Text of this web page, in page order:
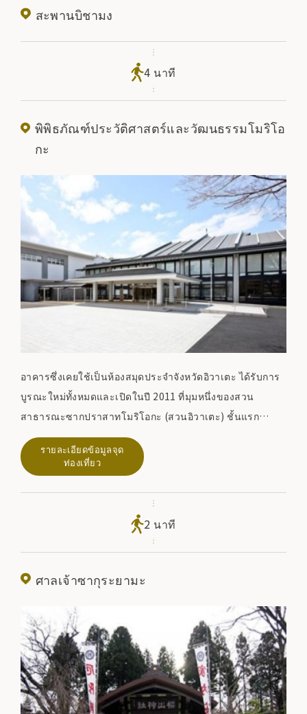
สะพานบิชามง
4 นาที
พิพิธภัณฑ์ประวัติศาสตร์และวัฒนธรรมโมริโอ
กะ
อาคารซึ่งเคยใช้เป็นห้องสมุดประจำจังหวัดอิวาเตะ ได้รับการ
บูรณะใหม่ทั้งหมดและเปิดในปี 2011 ที่มุมหนึ่งของสวน
สาธารณะซากปราสาทโมริโอกะ (สวนอิวาเตะ) ชั้นแรก
แนะนำเทศกาลของโมริโอกะ (Chagu Chagu Umako,
Morioka Sansa Odori, รถแห่เทศกาลฤดูใบไม้ร่วงโมริโอกะ)
และข้อมูลการท่องเที่ยวตามฤดูกาล ในขณะที่ชั้นสองจัดแสดง
ประวัติศาสตร์ของตระกูลโมริโอกะและสมบัติของตระกูลนันบุ
นอกจากนี้ยังมีร้านกาแฟ (พื้นที่พักผ่อน ``ฟุกิกาตะ'') โปรด
แวะมาสัมผัสประวัติศาสตร์และวัฒนธรรมของเมืองปราสาท
โมริโอกะและเพลิดเพลินกับการเดินเล่นรอบเมือง
รายละเอียดข้อมูลจุด
ท่องเที่ยว
2 นาที
ศาลเจ้าซากุระยามะ